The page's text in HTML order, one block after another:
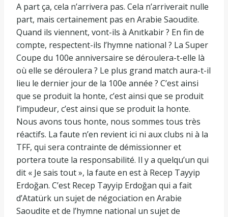
A part ça, cela n’arrivera pas. Cela n’arriverait nulle
part, mais certainement pas en Arabie Saoudite.
Quand ils viennent, vont-ils à Anıtkabir ? En fin de
compte, respectent-ils l’hymne national ? La Super
Coupe du 100e anniversaire se déroulera-t-elle là
où elle se déroulera ? Le plus grand match aura-t-il
lieu le dernier jour de la 100e année ? C’est ainsi
que se produit la honte, c’est ainsi que se produit
l’impudeur, c’est ainsi que se produit la honte.
Nous avons tous honte, nous sommes tous très
réactifs. La faute n’en revient ici ni aux clubs ni à la
TFF, qui sera contrainte de démissionner et
portera toute la responsabilité. Il y a quelqu’un qui
dit « Je sais tout », la faute en est à Recep Tayyip
Erdoğan. C’est Recep Tayyip Erdoğan qui a fait
d’Atatürk un sujet de négociation en Arabie
Saoudite et de l’hymne national un sujet de